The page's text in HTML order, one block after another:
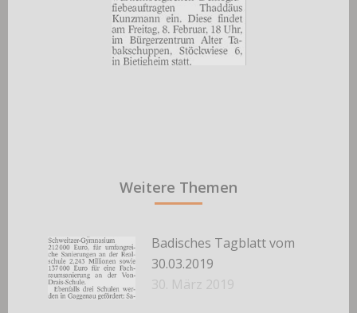
Weitere Themen
Badisches Tagblatt vom
30.03.2019
30. März 2019